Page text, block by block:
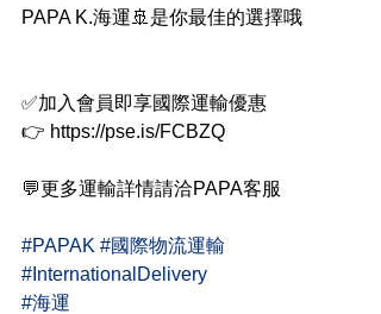
PAPA K.海運🚢是你最佳的選擇哦
✅加入會員即享國際運輸優惠
👉 https://pse.is/FCBZQ
💬更多運輸詳情請洽PAPA客服
#PAPAK #國際物流運輸
#InternationalDelivery
#海運